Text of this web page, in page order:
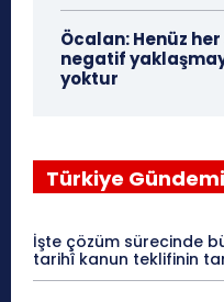
Öcalan: Henüz
negatif
yoktur
Türkiye Gündemi
İşte çözüm sürecinde
tarihî kanun teklifinin